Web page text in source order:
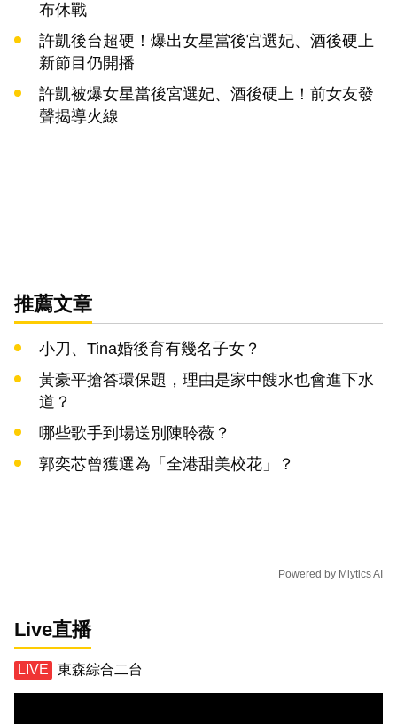
布休戰
許凱後台超硬！爆出女星當後宮選妃、酒後硬上
新節目仍開播
許凱被爆女星當後宮選妃、酒後硬上！前女友發
聲揭導火線
推薦文章
小刀、Tina婚後育有幾名子女？
黃豪平搶答環保題，理由是家中餿水也會進下水
道？
哪些歌手到場送別陳聆薇？
郭奕芯曾獲選為「全港甜美校花」？
Powered by Mlytics AI
Live直播
東森綜合二台